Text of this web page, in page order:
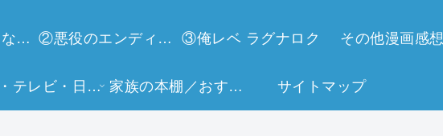
①今世は当主になります ②悪役のエンディングは死のみ ③俺レベ ラグナロク その他漫画感想
映画・テレビ・日常生活 家族の本棚／おすすめミュージアム サイトマップ